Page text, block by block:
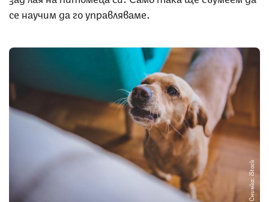
се научим да го управляваме.
Снимка: iStock